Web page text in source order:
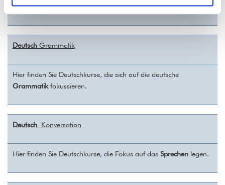
Hier finden Sie Deutschkurse fürsehr Fortgeschrittene.
Deutsch Grammatik
Hier finden Sie Deutschkurse, die sich auf die deutsche
Grammatikfokussieren.
Deutsch Konversation
Hier finden Sie Deutschkurse, die Fokus auf das Sprechen legen.